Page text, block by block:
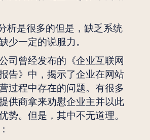
析是很多的但是，缺乏系统
少一定的说服力。
司曾经发布的《企业互联网
告》中，揭示了企业在网站
过程中存在的问题。有很多
供商拿来劝慰企业主并以此
势。但是，其中不无道理。